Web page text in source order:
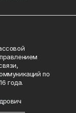
по
года.